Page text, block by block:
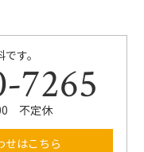
す。
7265
不定休
せはこちら